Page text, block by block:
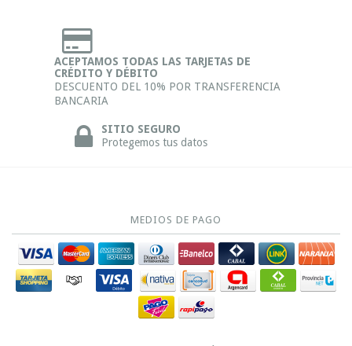
ACEPTAMOS TODAS LAS TARJETAS DE
CRÉDITO Y DÉBITO
DESCUENTO DEL 10% POR TRANSFERENCIA
BANCARIA
SITIO SEGURO
Protegemos tus datos
MEDIOS DE PAGO